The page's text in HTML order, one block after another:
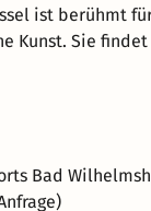
ist berühmt
Kunst. Sie
ist eines
sind.
Bad